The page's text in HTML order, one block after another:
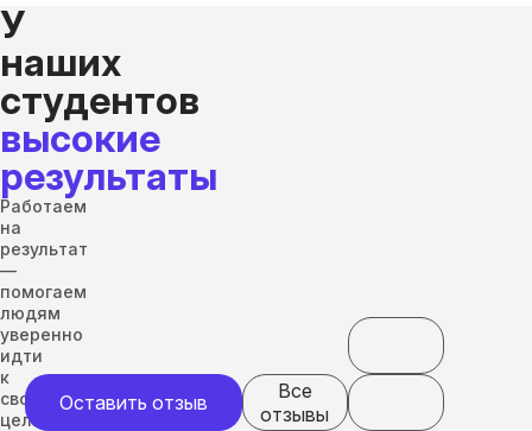
У
наших
студентов
высокие
результаты
Работаем
на
результат
—
помогаем
людям
уверенно
идти
к
своим
целям
Оставить отзыв
Все
отзывы